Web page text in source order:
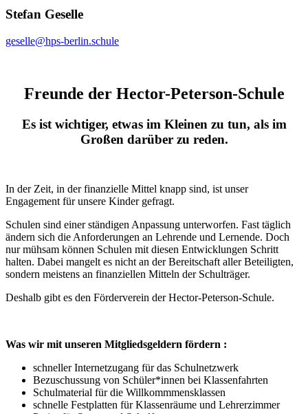
Stefan Geselle
geselle@hps-berlin.schule
Freunde der Hector-Peterson-Schule
Es ist wichtiger, etwas im Kleinen zu tun, als im
Großen darüber zu reden.
In der Zeit, in der finanzielle Mittel knapp sind, ist unser
Engagement für unsere Kinder gefragt.
Schulen sind einer ständigen Anpassung unterworfen. Fast täglich
ändern sich die Anforderungen an Lehrende und Lernende. Doch
nur mühsam können Schulen mit diesen Entwicklungen Schritt
halten. Dabei mangelt es nicht an der Bereitschaft aller Beteiligten,
sondern meistens an finanziellen Mitteln der Schulträger.
Deshalb gibt es den Förderverein der Hector-Peterson-Schule.
Was wir mit unseren Mitgliedsgeldern fördern :
schneller Internetzugang für das Schulnetzwerk
Bezuschussung von Schüler*innen bei Klassenfahrten
Schulmaterial für die Willkommmensklassen
schnelle Festplatten für Klassenräume und Lehrerzimmer